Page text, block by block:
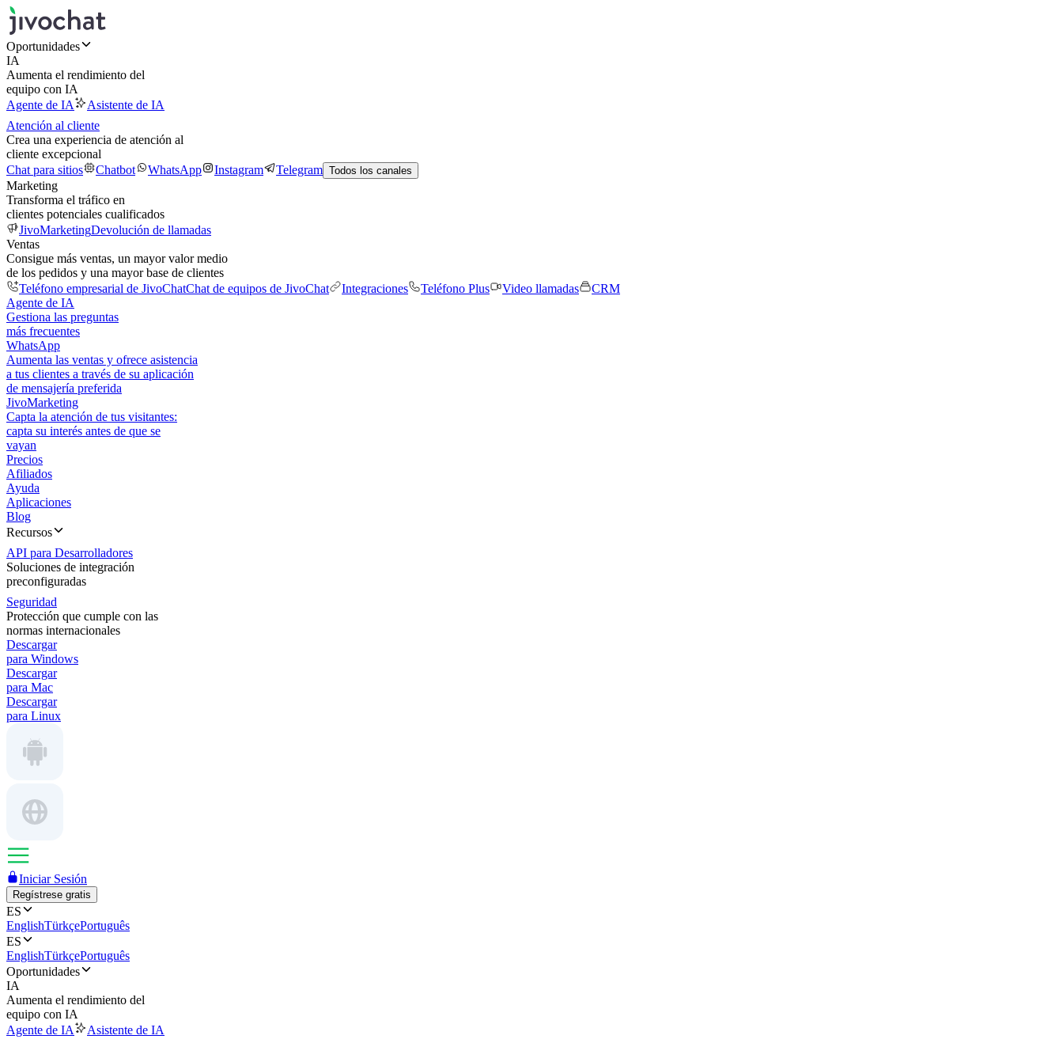
Oportunidades
IA
Aumenta el rendimiento del
equipo con IA
Agente de IA
Asistente de IA
Atención al cliente
Crea una experiencia de atención al
cliente excepcional
Chat para sitios
Chatbot WhatsApp Instagram Telegram Todos los canales
Marketing
Transforma el tráfico en
clientes potenciales cualificados
JivoMarketingDevolución de llamadas
Ventas
Consigue más ventas, un mayor valor medio
de los pedidos y una mayor base de clientes
Teléfono empresarial de JivoChatChat de equipos de JivoChat Integraciones Teléfono Plus Video llamadas
CRM
Agente de IA
Gestiona las preguntas
más frecuentes
WhatsApp
Aumenta las ventas y ofrece asistencia
a tus clientes a través de su aplicación
de mensajería preferida
JivoMarketing
Capta la atención de tus visitantes:
capta su interés antes de que se
vayan
Precios
Afiliados
Ayuda
Aplicaciones
Blog
Recursos
API para Desarrolladores
Soluciones de integración
preconfiguradas
Seguridad
Protección que cumple con las
normas internacionales
Descargar
para Windows
Descargar
para Mac
Descargar
para Linux
Iniciar Sesión
Regístrese gratis
ES
EnglishTürkçePortuguês
ES
EnglishTürkçePortuguês
Oportunidades
IA
Aumenta el rendimiento del
equipo con IA
Agente de IA
Asistente de IA